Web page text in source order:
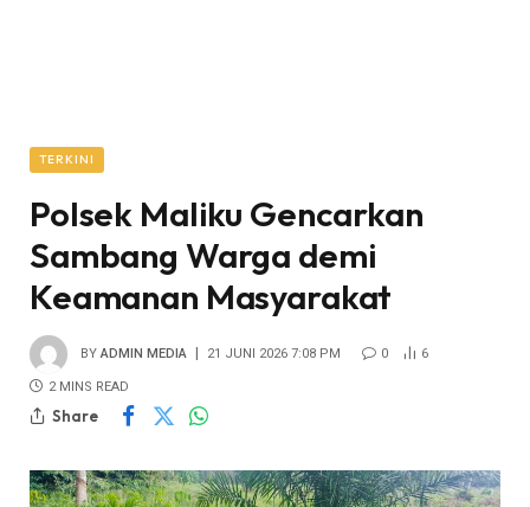
TERKINI
Polsek Maliku Gencarkan
Sambang Warga demi
Keamanan Masyarakat
BY ADMIN MEDIA 21 JUNI 2026 7:08 PM 0 6
2 MINS READ
Share